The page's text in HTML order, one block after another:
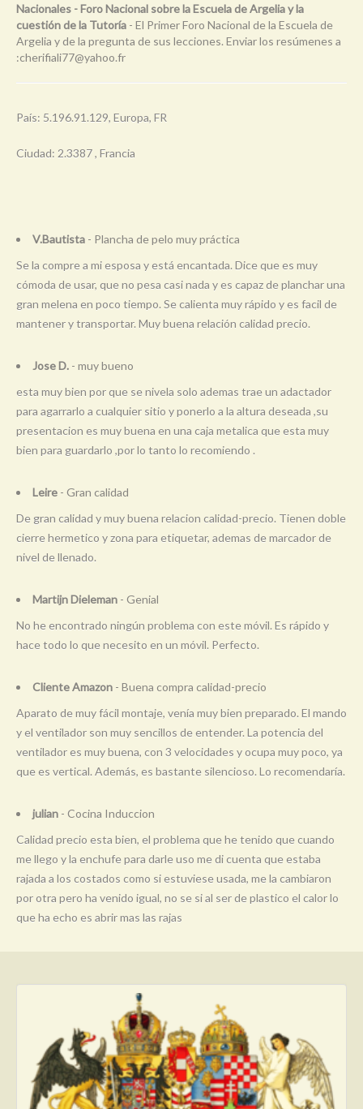
Nacionales - Foro Nacional sobre la Escuela de Argelia y la
cuestión de la Tutoría - El Primer Foro Nacional de la Escuela de
Argelia y de la pregunta de sus lecciones. Enviar los resúmenes a
:cherifiali77@yahoo.fr
País: 5.196.91.129, Europa, FR
Ciudad: 2.3387 , Francia
V.Bautista - Plancha de pelo muy práctica
Se la compre a mi esposa y está encantada. Dice que es muy
cómoda de usar, que no pesa casi nada y es capaz de planchar una
gran melena en poco tiempo. Se calienta muy rápido y es facil de
mantener y transportar. Muy buena relación calidad precio.
Jose D. - muy bueno
esta muy bien por que se nivela solo ademas trae un adactador
para agarrarlo a cualquier sitio y ponerlo a la altura deseada ,su
presentacion es muy buena en una caja metalica que esta muy
bien para guardarlo ,por lo tanto lo recomiendo .
Leire - Gran calidad
De gran calidad y muy buena relacion calidad-precio. Tienen doble
cierre hermetico y zona para etiquetar, ademas de marcador de
nivel de llenado.
Martijn Dieleman - Genial
No he encontrado ningún problema con este móvil. Es rápido y
hace todo lo que necesito en un móvil. Perfecto.
Cliente Amazon - Buena compra calidad-precio
Aparato de muy fácil montaje, venía muy bien preparado. El mando
y el ventilador son muy sencillos de entender. La potencia del
ventilador es muy buena, con 3 velocidades y ocupa muy poco, ya
que es vertical. Además, es bastante silencioso. Lo recomendaría.
julian - Cocina Induccion
Calidad precio esta bien, el problema que he tenido que cuando
me llego y la enchufe para darle uso me di cuenta que estaba
rajada a los costados como si estuviese usada, me la cambiaron
por otra pero ha venido igual, no se si al ser de plastico el calor lo
que ha echo es abrir mas las rajas